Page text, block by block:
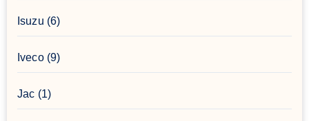
Isuzu (6)
Iveco(9)
Jac (1)